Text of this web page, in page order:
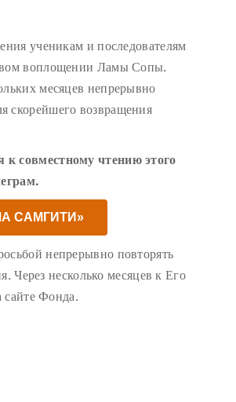
ученикам и последователям
воплощении Ламы Сопы.
месяцев непрерывно
скорейшего возвращения
совместному чтению этого
САМГИТИ»
непрерывно повторять
Через несколько месяцев к Его
сайте Фонда.